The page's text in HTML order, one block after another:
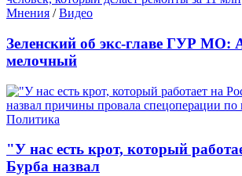
Мнения /Видео
Зеленский об экс-главе ГУР МО:
мелочный
Политика
"У нас есть крот, который
Бурба назвал